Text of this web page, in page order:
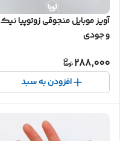
آویز موبایل منجوقی زوتوپیا نیک
و جودی
288,000
افزودن به سبد